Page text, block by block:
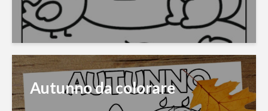
Autunno da colorare